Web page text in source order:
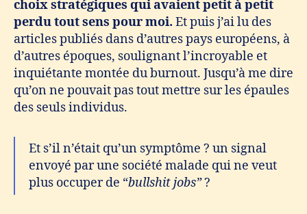
choix stratégiques qui avaient petit à petit
perdu tout sens pour moi. Et puis j’ai lu des
articles publiés dans d’autres pays européens, à
d’autres époques, soulignant l’incroyable et
inquiétante montée du burnout. Jusqu’à me dire
qu’on ne pouvait pas tout mettre sur les épaules
des seuls individus.
Et s’il n’était qu’un symptôme ? un signal
envoyé par une société malade qui ne veut
plus occuper de “bullshit jobs”?